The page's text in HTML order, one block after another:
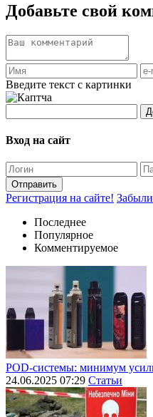
Добавьте свой
Введите текст с картинки
Вход на сайт
Отправить
Регистрация на сайте!
Последнее
Популярное
Комментируемое
POD-системы: минимум
24.06.2025 07:29 Статьи